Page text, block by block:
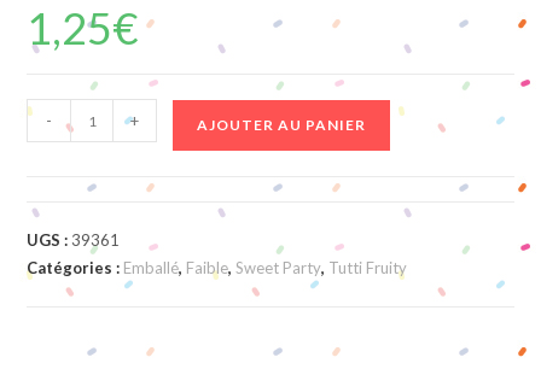
1,25€
quantité
de
- + AJOUTER AU PANIER
UGS : 39361
Catégories : Emballé, Faible,Sweet Party, Tutti Fruity